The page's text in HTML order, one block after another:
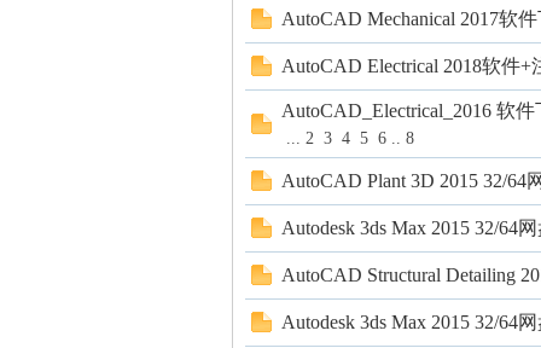
AutoCAD Mechanical 2017软
AutoCAD Electrical 2018软件
AutoCAD_Electrical_2016 软
... 2 3 4 5 6 .. 8
AutoCAD Plant 3D 2015 32/
Autodesk 3ds Max 2015 32/64
AutoCAD Structural Detailing
Autodesk 3ds Max 2015 32/64